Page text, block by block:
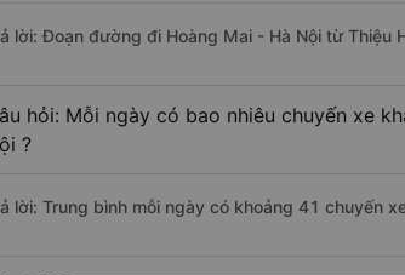
lời: Đoạn đường đi Hoàng Mai - Hà Nội từ Thiệu
hỏi: Mỗi ngày có bao nhiêu chuyến xe
?
lời: Trung bình mỗi ngày có khoảng 41 chuyến